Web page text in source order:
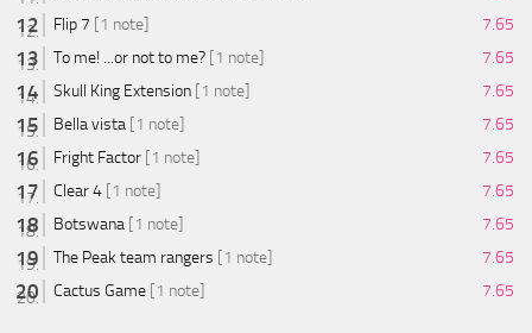
Flip 7 [1 note]
7.65
To me! ...or not to me? [1 note]
7.65
Skull King Extension [1 note]
7.65
Bella vista [1 note]
7.65
Fright Factor [1 note]
7.65
Clear 4 [1 note]
7.65
Botswana [1 note]
7.65
The Peak team rangers [1 note]
7.65
Cactus Game [1 note] 7.65